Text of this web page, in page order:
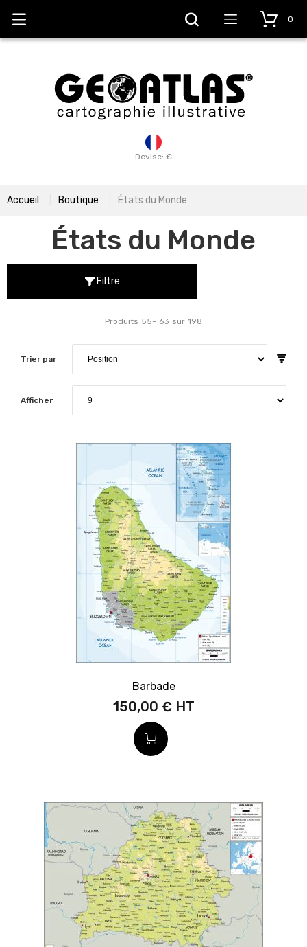
Devise: €
0
Accueil Boutique États du Monde
États du Monde
Filtre
Trier par
Produits 55- 63 sur 198
Afficher
Barbade
150,00 €